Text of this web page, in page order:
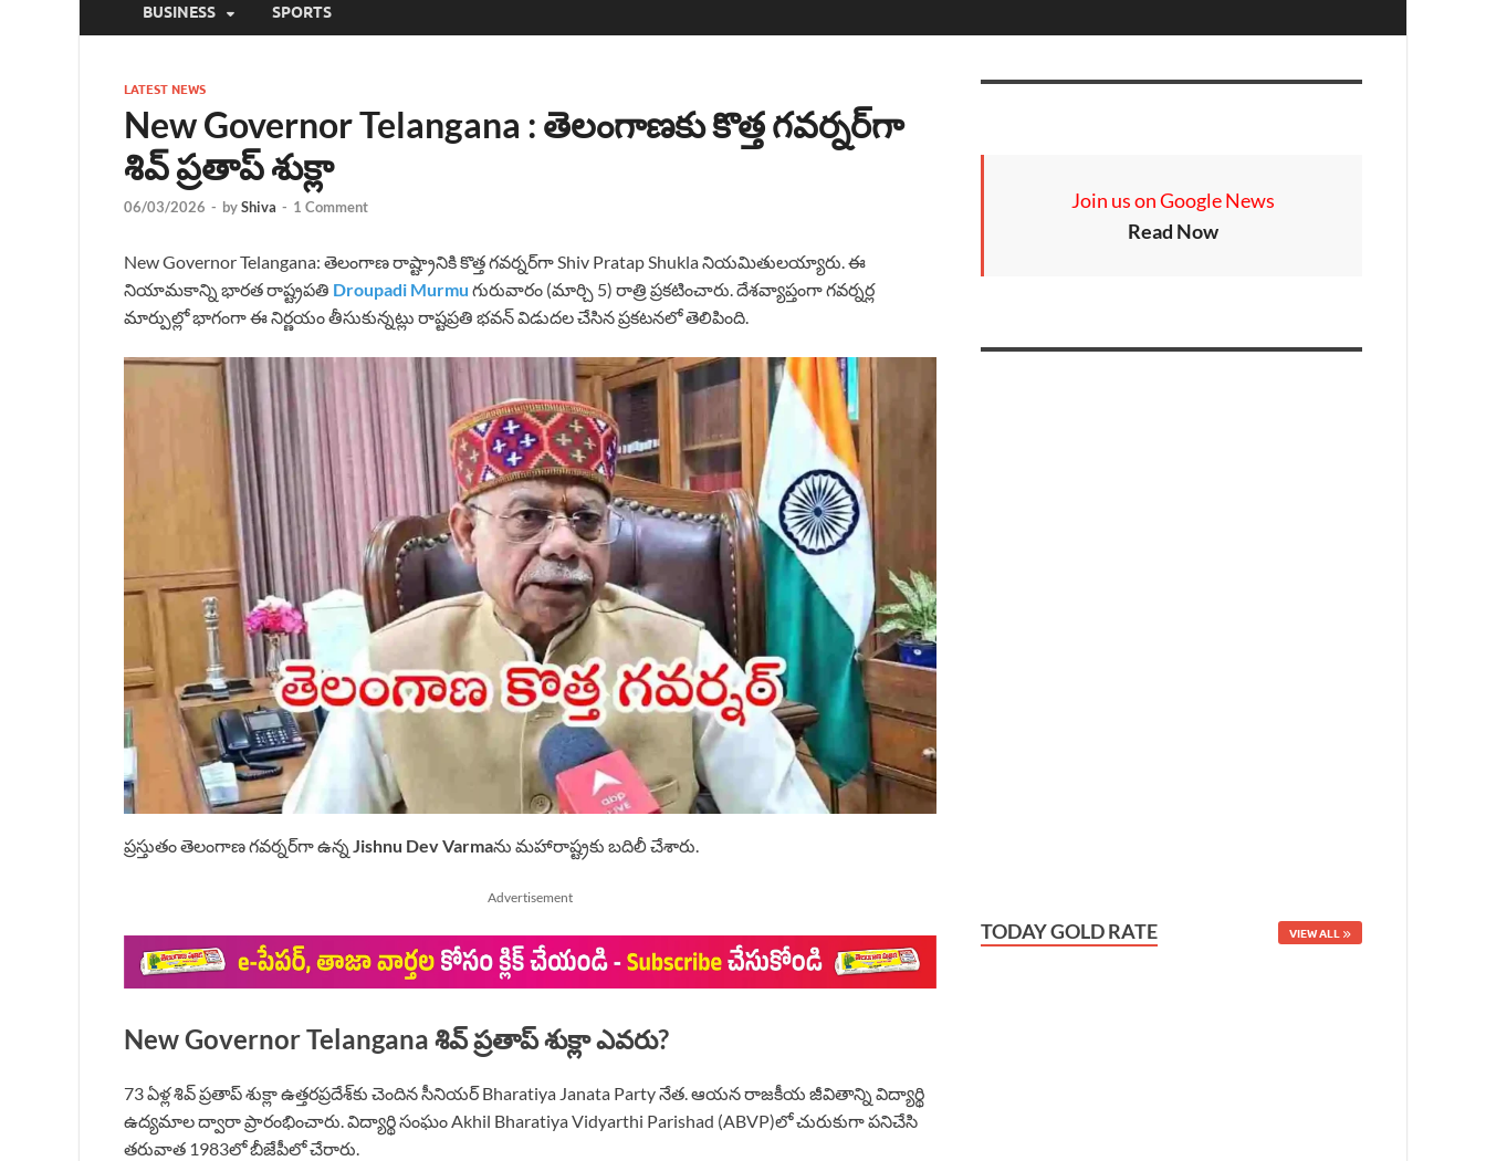
BUSINESS SPORTS
LATEST NEWS
New Governor Telangana : తెలంగాణకు కొత్త గవర్నర్‌గా
శివ్ ప్రతాప్ శుక్లా
06/03/2026 - byShiva - 1 Comment
New Governor Telangana: తెలంగాణ రాష్ట్రానికి కొత్త గవర్నర్‌గా Shiv Pratap Shukla నియమితులయ్యారు. ఈ
నియామకాన్ని భారత రాష్ట్రపతి Droupadi Murmu గురువారం (మార్చి 5) రాత్రి ప్రకటించారు. దేశవ్యాప్తంగా గవర్నర్ల
మార్పుల్లో భాగంగా ఈ నిర్ణయం తీసుకున్నట్లు రాష్టప్రతి భవన్ విడుదల చేసిన ప్రకటనలో తెలిపింది.
ప్రస్తుతం తెలంగాణ గవర్నర్‌గా ఉన్న Jishnu Dev Varmaను మహారాష్ట్రకు బదిలీ చేశారు.
Advertisement
New Governor Telangana శివ్ ప్రతాప్ శుక్లా ఎవరు?
73 ఏళ్ల శివ్ ప్రతాప్ శుక్లా ఉత్తరప్రదేశ్‌కు చెందిన సీనియర్ Bharatiya Janata Party నేత. ఆయన రాజకీయ జీవితాన్ని విద్యార్థి
ఉద్యమాల ద్వారా ప్రారంభించారు. విద్యార్థి సంఘం Akhil Bharatiya Vidyarthi Parishad (ABVP)లో చురుకుగా పనిచేసి
తరువాత 1983లో బీజేపీలో చేరారు.
Join us on Google News
Read Now
TODAY GOLD RATE VIEW ALL